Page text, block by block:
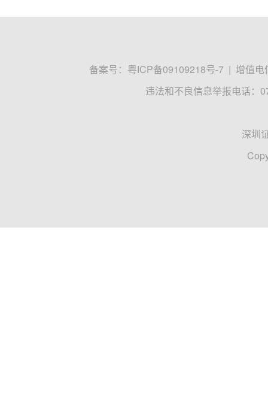
备案号： 粤ICP备09109218号-7 | 增值电
违法和不良信息举报电话：
深圳